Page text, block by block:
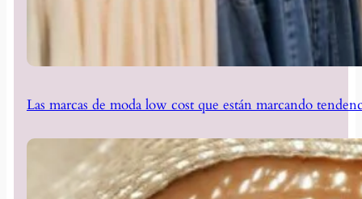
Las marcas de moda low cost que están marcando